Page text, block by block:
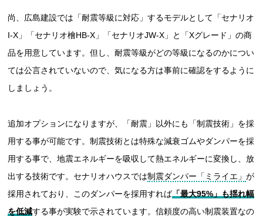
尚、広島建設では「耐震等級に対応」するモデルとして「セナリオ
I-X」「セナリオ檜HB-X」「セナリオJW-X」と「Xグレード」の商
品を用意しています。但し、耐震等級がどの等級になるのかについ
ては公言されていないので、気になる方は事前に確認をするように
しましょう。
追加オプションになりますが、「耐震」以外にも「制震技術」を採
用する事が可能です。制震技術とは特殊な減衰ゴムやダンパーを採
用する事で、地震エネルギーを吸収して熱エネルギーに変換し、放
出する技術です。セナリオハウスでは制震ダンパー「ミライエ」が
採用されており、このダンパーを採用すれば「最大95%」も揺れ幅
を低減する事が実験で示されています。信頼度の高い制震装置なの